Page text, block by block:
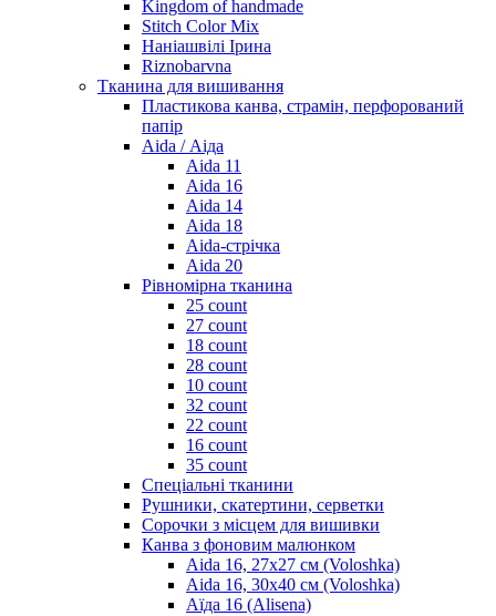
Kingdom of handmade
Stitch Color Mix
Наніашвілі Ірина
Riznobarvna
Тканина для вишивання
Пластикова канва, страмін, перфорований
папір
Aida / Аіда
Aida 11
Aida 16
Aida 14
Aida 18
Aida-стрічка
Aida 20
Рівномірна тканина
25 count
27 count
18 count
28 count
10 count
32 count
22 count
16 count
35 count
Спеціальні тканини
Рушники, скатертини, серветки
Сорочки з місцем для вишивки
Канва з фоновим малюнком
Aida 16, 27х27 см (Voloshka)
Aida 16, 30х40 см (Voloshka)
Аїда 16 (Alisena)